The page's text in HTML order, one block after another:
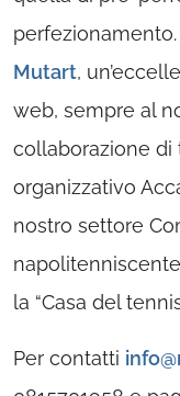
Mutart,
web, sempre al
collaborazione
organizzativo
nostro settore
la “Casa del
Per contatti